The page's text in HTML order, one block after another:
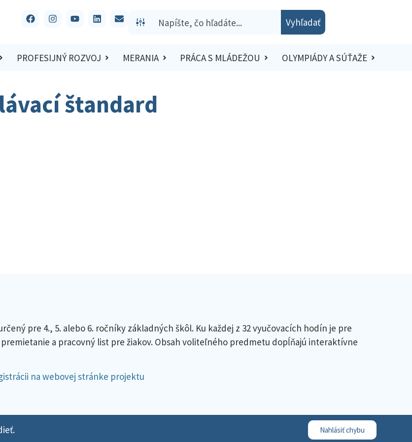
Vyhľadať
PROFESIJNÝ ROZVOJ MERANIA PRÁCA S MLÁDEŽOU OLYMPIÁDY A SÚŤAŽE
štandard
pre 4., 5. alebo 6. ročníky základných škôl. Ku každej z 32 vyučovacích hodín je pre
a pracovný list pre žiakov. Obsah voliteľného predmetu dopĺňajú interaktívne
na webovej stránke projektu
Nahlásiť chybu